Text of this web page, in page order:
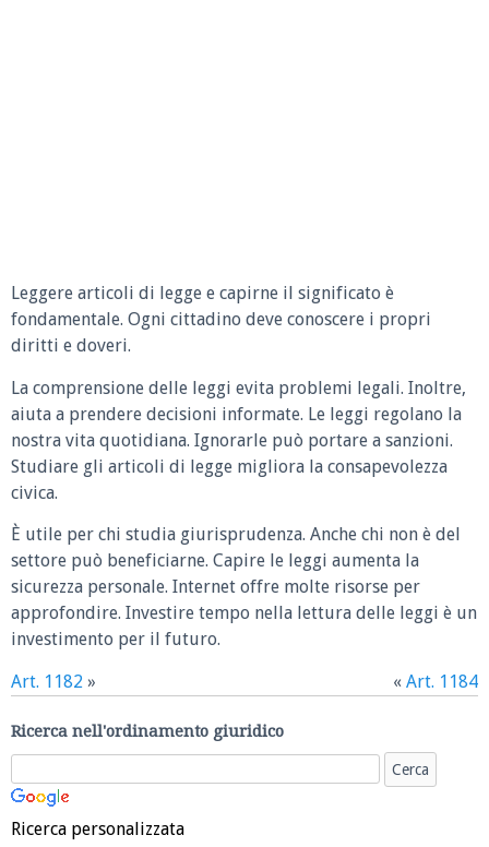
Leggere articoli di legge e capirne il significato è
fondamentale. Ogni cittadino deve conoscere i propri
diritti e doveri.
La comprensione delle leggi evita problemi legali. Inoltre,
aiuta a prendere decisioni informate. Le leggi regolano la
nostra vita quotidiana. Ignorarle può portare a sanzioni.
Studiare gli articoli di legge migliora la consapevolezza
civica.
È utile per chi studia giurisprudenza. Anche chi non è del
settore può beneficiarne. Capire le leggi aumenta la
sicurezza personale. Internet offre molte risorse per
approfondire. Investire tempo nella lettura delle leggi è un
investimento per il futuro.
Art. 1182 » « Art. 1184
Ricerca nell'ordinamento giuridico
Ricerca personalizzata